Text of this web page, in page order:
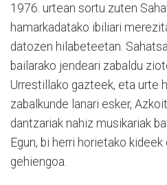
1976. urtean sortu zuten
hamarkadatako ibiliari
datozen hilabeteetan.
bailarako jendeari zabaldu
Urrestillako gazteek, eta urte
zabalkunde lanari esker,
dantzariak nahiz musikariak
Egun, bi herri horietako
gehiengoa.